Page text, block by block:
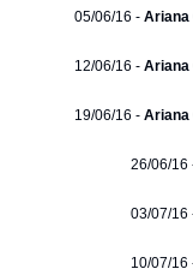
05/06/16 - Ariana
12/06/16 - Ariana
19/06/16 - Ariana
26/06/16
03/07/16
10/07/16